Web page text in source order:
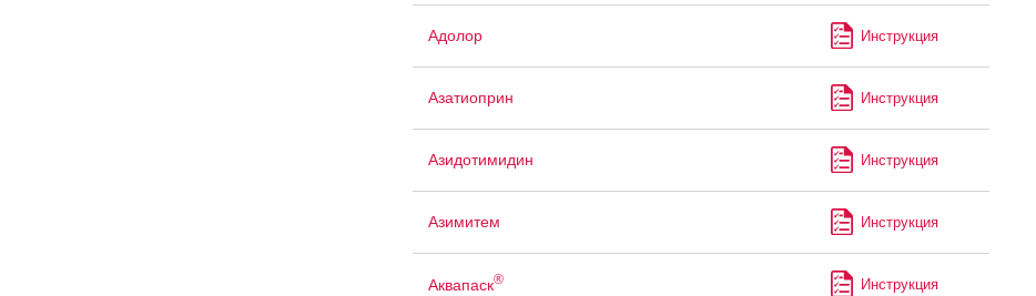
Адолор Инструкция
Азатиоприн Инструкция
Азидотимидин Инструкция
Азимитем Инструкция
Аквапаск® Инструкция